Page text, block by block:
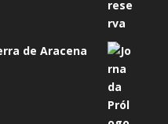
de Aracena